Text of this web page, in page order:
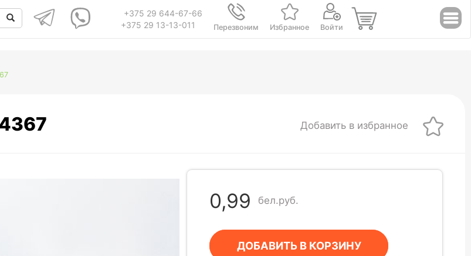
+375 29 644-67-66
+375 29 13-13-011
Перезвоним Избранное Войти
Добавить в избранное
0,99 бел.руб.
ДОБАВИТЬ В КОРЗИНУ